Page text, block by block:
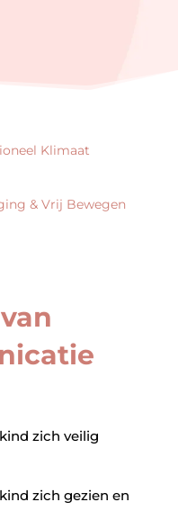
Klimaat
& Vrij Bewegen
zich veilig
zich gezien en